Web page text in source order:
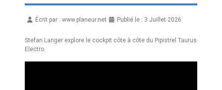
Écrit par : www.planeur.net Publié le : 3 Juillet 2026
Stefan Langer explore le cockpit côte à côte du Pipistrel Taurus
Electro.